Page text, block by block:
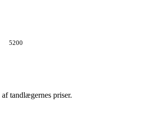
5200
af tandlægernes priser.